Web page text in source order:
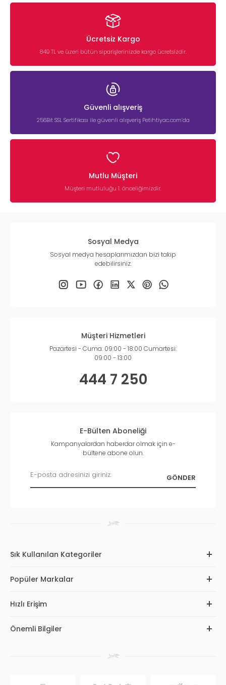
Ücretsiz Kargo
849 TL ve üzeri bütün siparişlerinizde kargo ücretsizdir.
Güvenli alışveriş
256Bit SSL Sertifikası ile güvenli alışveriş Petihtiyac.com’da
Mutlu Müşteri
Müşteri mutluluğu 1. önceliğimizdir.
Sosyal Medya
Sosyal medya hesaplarımızdan bizi takip
edebilirsiniz.
Müşteri Hizmetleri
Pazartesi - Cuma: 09:00 - 18:00 Cumartesi:
09:00 - 13:00
444 7 250
E-Bülten Aboneliği
Kampanyalardan haberdar olmak için e-
bültene abone olun.
Sık Kullanılan Kategoriler
Popüler Markalar
Hızlı Erişim
Önemli Bilgiler